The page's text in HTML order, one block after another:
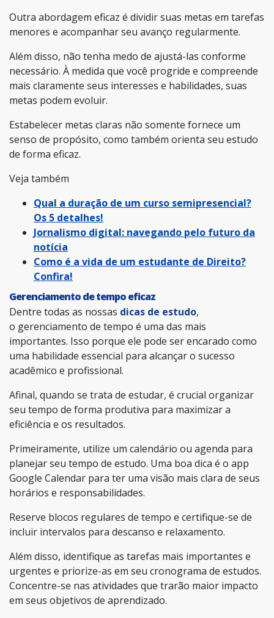
Outra abordagem eficaz é dividir suas metas em tarefas
menores e acompanhar seu avanço regularmente.
Além disso, não tenha medo de ajustá-las conforme
necessário. À medida que você progride e compreende
mais claramente seus interesses e habilidades, suas
metas podem evoluir.
Estabelecer metas claras não somente fornece um
senso de propósito, como também orienta seu estudo
de forma eficaz.
Veja também
Qual a duração de um curso semipresencial?
Os 5 detalhes!
Jornalismo digital: navegando pelo futuro da
notícia
Como é a vida de um estudante de Direito?
Confira!
Gerenciamento de tempo eficaz
Dentre todas as nossas dicas de estudo,
o gerenciamento de tempo é uma das mais
importantes. Isso porque ele pode ser encarado como
uma habilidade essencial para alcançar o sucesso
acadêmico e profissional.
Afinal, quando se trata de estudar, é crucial organizar
seu tempo de forma produtiva para maximizar a
eficiência e os resultados.
Primeiramente, utilize um calendário ou agenda para
planejar seu tempo de estudo. Uma boa dica é o app
Google Calendar para ter uma visão mais clara de seus
horários e responsabilidades.
Reserve blocos regulares de tempo e certifique-se de
incluir intervalos para descanso e relaxamento.
Além disso, identifique as tarefas mais importantes e
urgentes e priorize-as em seu cronograma de estudos.
Concentre-se nas atividades que trarão maior impacto
em seus objetivos de aprendizado.